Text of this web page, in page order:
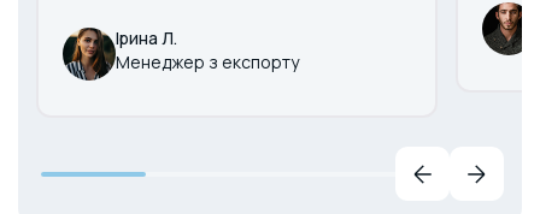
Ірина Л.
Менеджер з експорту